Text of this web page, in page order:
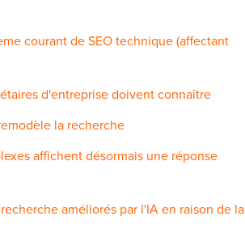
courant de SEO technique (affectant
d'entreprise doivent connaître
la recherche
affichent désormais une réponse
améliorés par l'IA en raison de la